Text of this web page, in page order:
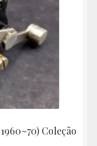
Coleção